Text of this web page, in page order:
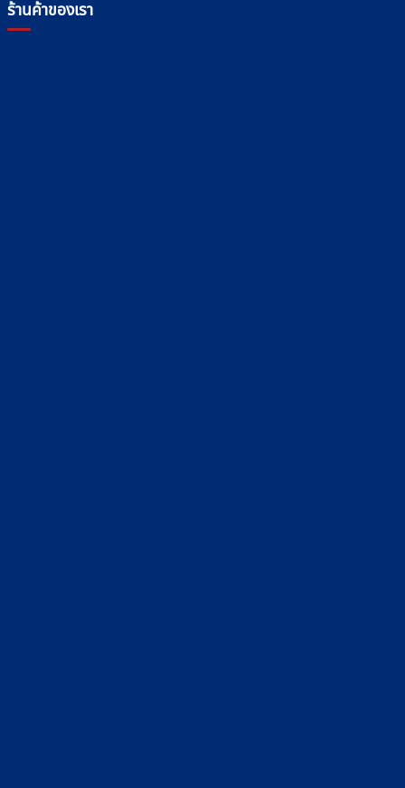
ร้านค้าของเรา